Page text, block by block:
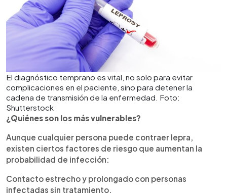
El diagnóstico temprano es vital, no solo para evitar
complicaciones en el paciente, sino para detener la
cadena de transmisión de la enfermedad. Foto:
Shutterstock
¿Quiénes son los más vulnerables?
Aunque cualquier persona puede contraer lepra,
existen ciertos factores de riesgo que aumentan la
probabilidad de infección:
Contacto estrecho y prolongado con personas
infectadas sin tratamiento.